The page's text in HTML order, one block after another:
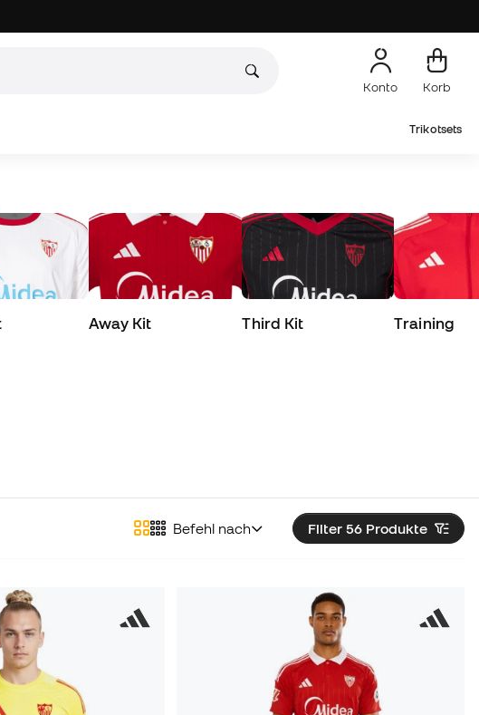
Konto Korb
Trikotsets
Away Kit Third Kit Training
Filter 56 Produkte
Befehl nach